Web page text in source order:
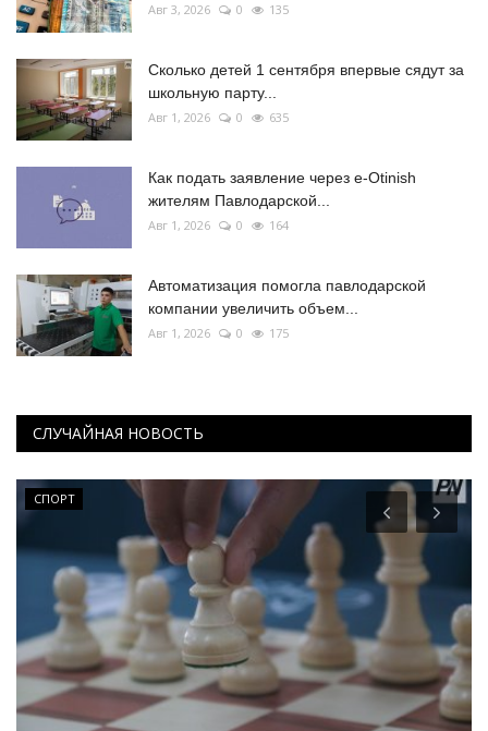
Авг 3, 2026 0 135
Сколько детей 1 сентября впервые сядут за
школьную парту...
Авг 1, 2026 0 635
Как подать заявление через e-Otinish
жителям Павлодарской...
Авг 1, 2026 0 164
Автоматизация помогла павлодарской
компании увеличить объем...
Авг 1, 2026 0 175
СЛУЧАЙНАЯ НОВОСТЬ
СПОРТ